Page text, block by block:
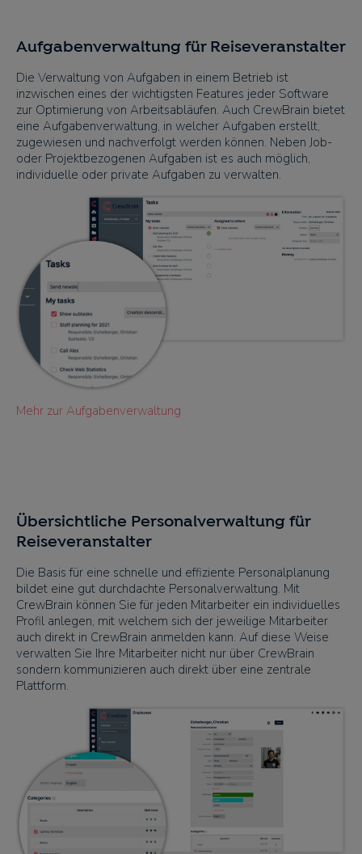
Aufgabenverwaltung für Reiseveranstalter
Die Verwaltung von Aufgaben in einem Betrieb ist
inzwischen eines der wichtigsten Features jeder Software
zur Optimierung von Arbeitsabläufen. Auch CrewBrain bietet
eine Aufgabenverwaltung, in welcher Aufgaben erstellt,
zugewiesen und nachverfolgt werden können. Neben Job-
oder Projektbezogenen Aufgaben ist es auch möglich,
individuelle oder private Aufgaben zu verwalten.
Mehr zur Aufgabenverwaltung
Übersichtliche Personalverwaltung für
Reiseveranstalter
Die Basis für eine schnelle und effiziente Personalplanung
bildet eine gut durchdachte Personalverwaltung. Mit
CrewBrain können Sie für jeden Mitarbeiter ein individuelles
Profil anlegen, mit welchem sich der jeweilige Mitarbeiter
auch direkt in CrewBrain anmelden kann. Auf diese Weise
verwalten Sie Ihre Mitarbeiter nicht nur über CrewBrain
sondern kommunizieren auch direkt über eine zentrale
Plattform.